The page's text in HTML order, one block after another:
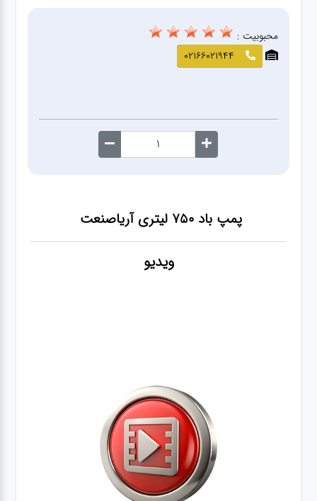
صافکاری
و نقاشی
کارواش
فنی
پمپ باد ۷۵۰ لیتری آریاصنعت
ویدیو
محبوبیت :
02166021944